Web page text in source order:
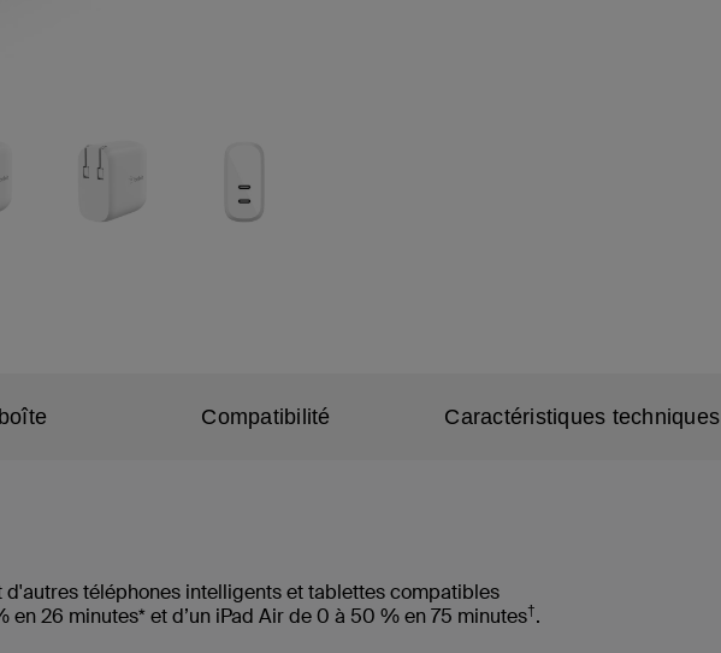
Compatibilité Caractéristiques techniques
téléphones intelligents et tablettes compatibles
en 26 minutes* et d’un iPad Air de 0 à 50 % en 75 minutes†.